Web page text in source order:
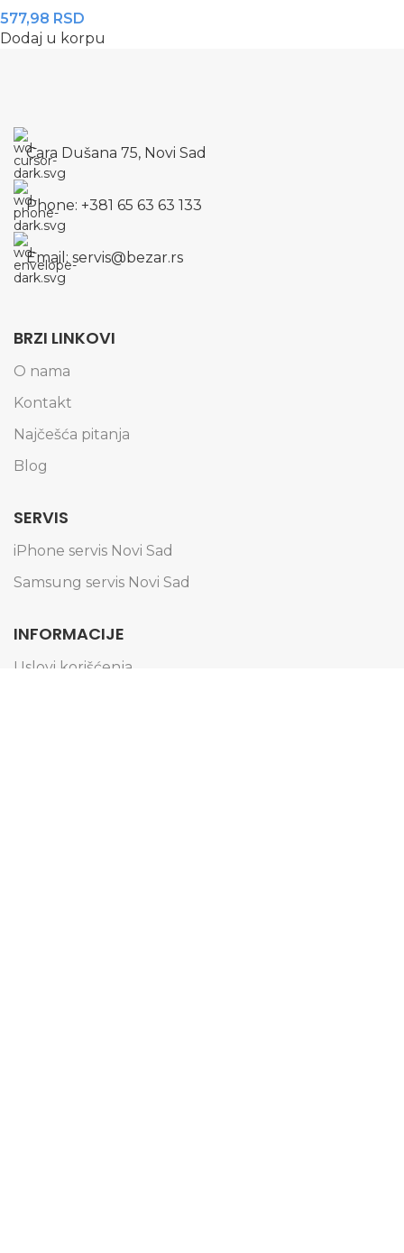
577,98 RSD
Dodaj u korpu
Cara Dušana 75, Novi Sad
Phone: +381 65 63 63 133
Email: servis@bezar.rs
BRZI LINKOVI
O nama
Kontakt
Najčešća pitanja
Blog
SERVIS
iPhone servis Novi Sad
Samsung servis Novi Sad
INFORMACIJE
Uslovi korišćenja